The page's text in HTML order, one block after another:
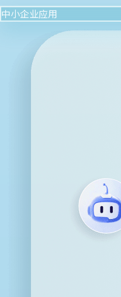
中小企业应用